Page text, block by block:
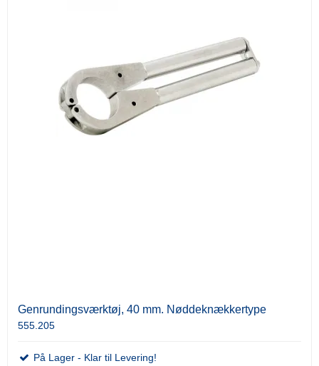
Genrundingsværktøj, 40 mm. Nøddeknækkertype
555.205
På Lager - Klar til Levering!